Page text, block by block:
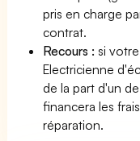
pris en charge
contrat.
Recours : si
Electricienne
de la part d'un
financera les
réparation.